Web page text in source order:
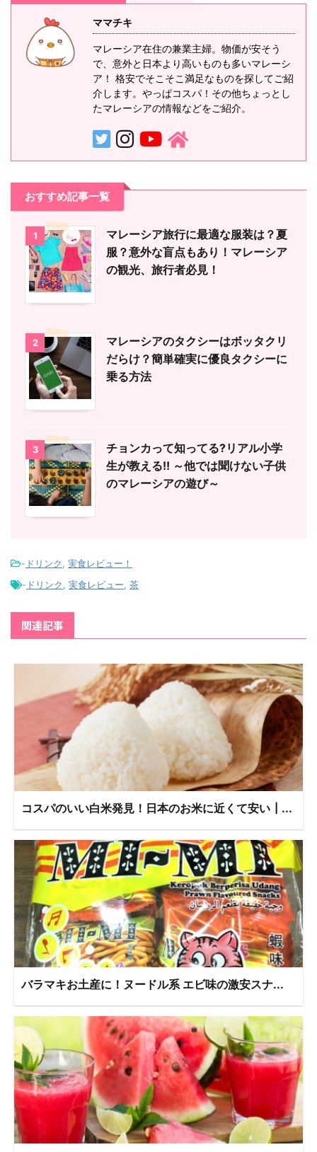
ママチキ
マレーシア在住の兼業主婦。物価が安そう
で、意外と日本より高いものも多いマレーシ
ア！ 格安でそこそこ満足なものを探してご紹
介します。やっぱコスパ！その他ちょっとし
たマレーシアの情報などをご紹介。
おすすめ記事一覧
1
マレーシア旅行に最適な服装は？夏
服？意外な盲点もあり！マレーシア
の観光、旅行者必見！
2
マレーシアのタクシーはボッタクリ
だらけ？簡単確実に優良タクシーに
乗る方法
3
チョンカって知ってる?リアル小学
生が教える!! ～他では聞けない子供
のマレーシアの遊び～
- ドリンク, 実食レビュー！
- ドリンク, 実食レビュー, 茶
関連記事
コスパのいい白米発見！日本のお米に近くて安い┃...
バラマキお土産に！ヌードル系 エビ味の激安スナ...